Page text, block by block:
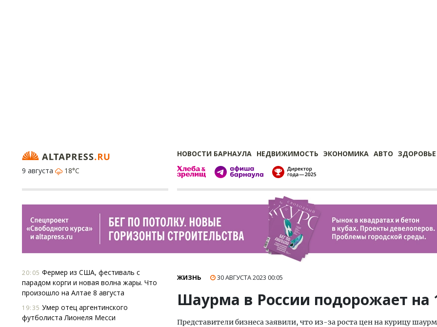
НОВОСТИ БАРНАУЛА НЕДВИЖИМОСТЬ ЭКОНОМИКА АВТО ЗДОРОВЬЕ
9 августа
18°C
20:05 Фермер из США, фестиваль с
парадом корги и новая волна жары. Что
произошло на Алтае 8 августа
19:35 Умер отец аргентинского
футболиста Лионеля Месси
ЖИЗНЬ 30 АВГУСТА 2023 00:05
Шаурма в России подорожает на
Представители бизнеса заявили, что из-за роста цен на курицу